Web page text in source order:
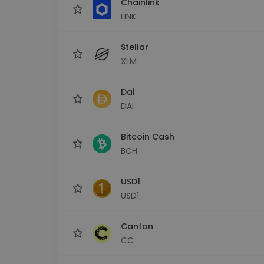
LINK
Stellar
XLM
Dai
DAI
Bitcoin Cash
BCH
USD1
USD1
Canton
CC